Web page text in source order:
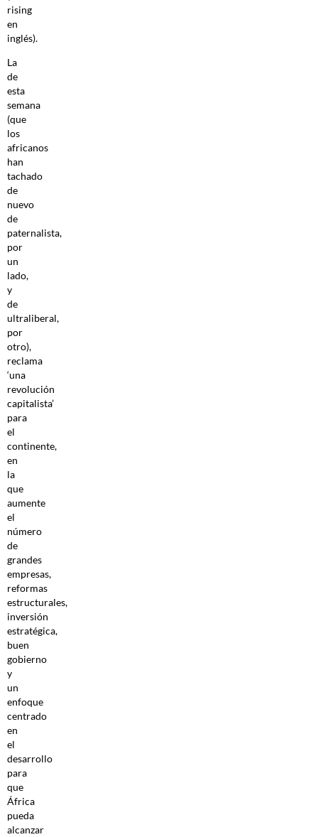
rising
en
inglés).
La
de
esta
semana
(que
los
africanos
han
tachado
de
nuevo
de
paternalista,
por
un
lado,
y
de
ultraliberal,
por
otro),
reclama
‘una
revolución
capitalista’
para
el
continente,
en
la
que
aumente
el
número
de
grandes
empresas,
reformas
estructurales,
inversión
estratégica,
buen
gobierno
y
un
enfoque
centrado
en
el
desarrollo
para
que
África
pueda
alcanzar